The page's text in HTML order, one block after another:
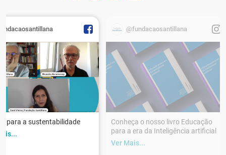
para a sustentabilidade
@fundacaosantillana
Conheça o nosso livro Educação
para a era da Inteligência artificial
Ver Mais...